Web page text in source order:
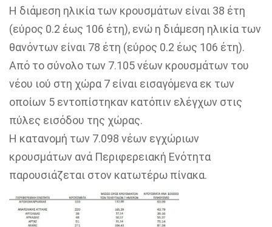
Η διάμεση ηλικία των κρουσμάτων είναι 38 έτη
(εύρος 0.2 έως 106 έτη), ενώ η διάμεση ηλικία των
θανόντων είναι 78 έτη (εύρος 0.2 έως 106 έτη).
Από το σύνολο των 7.105 νέων κρουσμάτων του
νέου ιού στη χώρα 7 είναι εισαγόμενα εκ των
οποίων 5 εντοπίστηκαν κατόπιν ελέγχων στις
πύλες εισόδου της χώρας.
Η κατανομή των 7.098 νέων εγχώριων
κρουσμάτων ανά Περιφερειακή Ενότητα
παρουσιάζεται στον κατωτέρω πίνακα.